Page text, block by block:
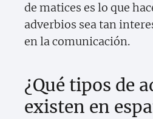
de matices es lo que
adverbios sea tan
en la comunicación.
¿Qué tipos de
existen en